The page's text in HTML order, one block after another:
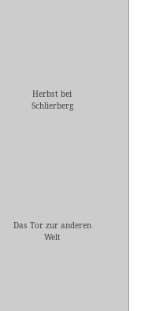
Herbst bei
Schlierberg
Das Tor zur anderen
Welt